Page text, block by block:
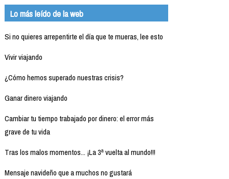
Lo más leído de la web
Si no quieres arrepentirte el día que te mueras, lee esto
Vivir viajando
¿Cómo hemos superado nuestras crisis?
Ganar dinero viajando
Cambiar tu tiempo trabajado por dinero: el error más
grave de tu vida
Tras los malos momentos... ¡La 3ª vuelta al mundo!!!
Mensaje navideño que a muchos no gustará